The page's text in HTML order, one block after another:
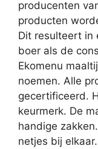
producenten
producten
Dit resulteert in
boer als de
Ekomenu
noemen. Alle
gecertificeerd.
keurmerk. De
handige
netjes bij